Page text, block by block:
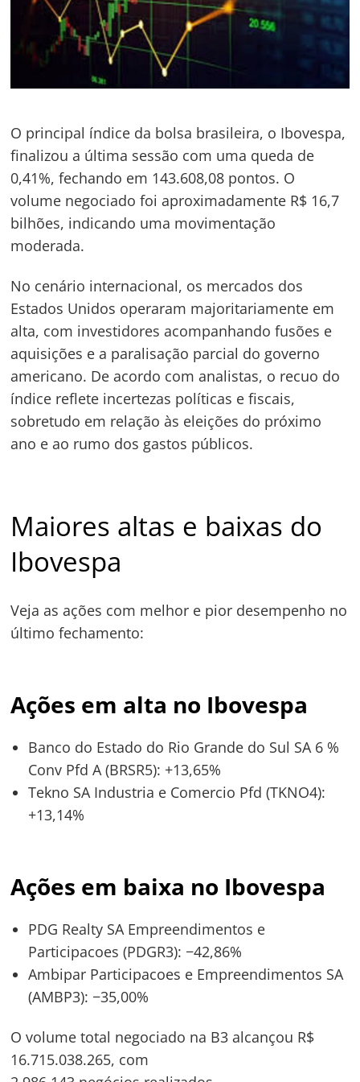
O principal índice da bolsa brasileira, o Ibovespa,
finalizou a última sessão com uma queda de
0,41%, fechando em 143.608,08 pontos. O
volume negociado foi aproximadamente R$ 16,7
bilhões, indicando uma movimentação
moderada.
No cenário internacional, os mercados dos
Estados Unidos operaram majoritariamente em
alta, com investidores acompanhando fusões e
aquisições e a paralisação parcial do governo
americano. De acordo com analistas, o recuo do
índice reflete incertezas políticas e fiscais,
sobretudo em relação às eleições do próximo
ano e ao rumo dos gastos públicos.
Maiores altas e baixas do
Ibovespa
Veja as ações com melhor e pior desempenho no
último fechamento:
Ações em alta no Ibovespa
Banco do Estado do Rio Grande do Sul SA 6 %
Conv Pfd A (BRSR5): +13,65%
Tekno SA Industria e Comercio Pfd (TKNO4):
+13,14%
Ações em baixa no Ibovespa
PDG Realty SA Empreendimentos e
Participacoes (PDGR3): −42,86%
Ambipar Participacoes e Empreendimentos SA
(AMBP3): −35,00%
O volume total negociado na B3 alcançou R$
16.715.038.265, com